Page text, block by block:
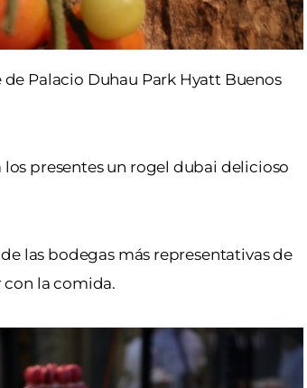
de Palacio Duhau Park Hyatt Buenos
presentes un rogel dubai delicioso
las bodegas más representativas de
con la comida.